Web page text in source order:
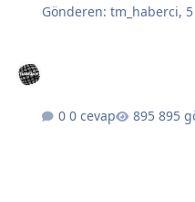
Gönderen:tm_haberci,
0 cevap 895